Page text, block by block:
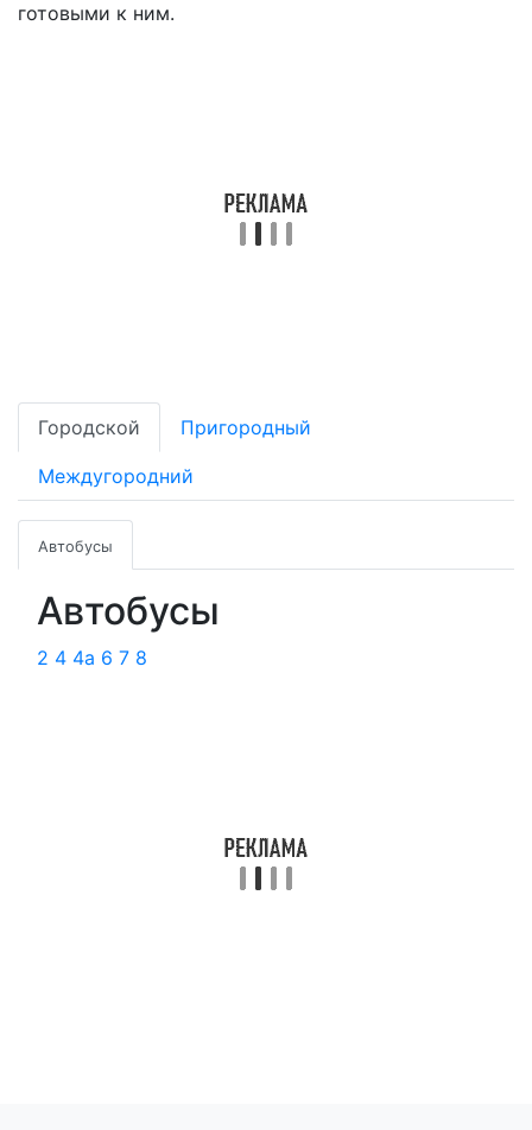
готовыми к ним.
Городской Пригородный
Междугородний
Автобусы
Автобусы
2 4 4а 6 7 8